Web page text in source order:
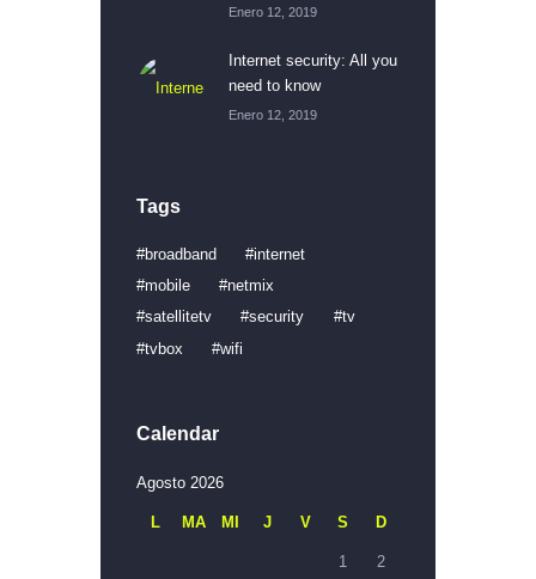
Enero 12, 2019
Internet security: All you
need to know
Enero 12, 2019
Tags
broadband
internet
mobile
netmix
satellitetv
security
tv
tvbox
wifi
Calendar
Agosto 2026
L MA MI J V S D
1
2